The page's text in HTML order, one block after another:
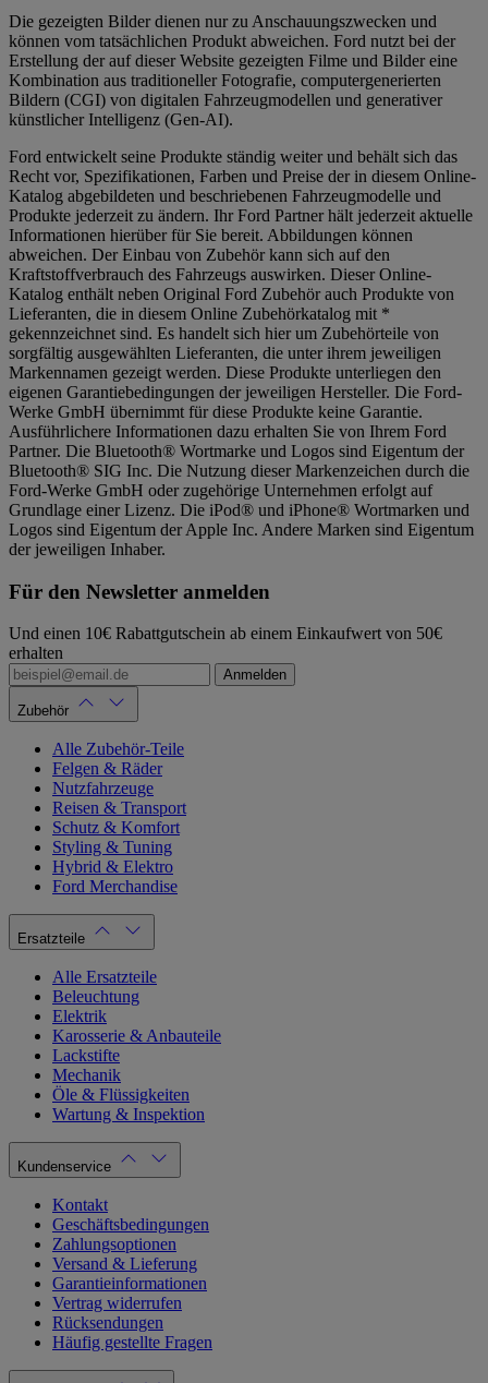
Die gezeigten Bilder dienen nur zu Anschauungszwecken und
können vom tatsächlichen Produkt abweichen. Ford nutzt bei der
Erstellung der auf dieser Website gezeigten Filme und Bilder eine
Kombination aus traditioneller Fotografie, computergenerierten
Bildern (CGI) von digitalen Fahrzeugmodellen und generativer
künstlicher Intelligenz (Gen-AI).
Ford entwickelt seine Produkte ständig weiter und behält sich das
Recht vor, Spezifikationen, Farben und Preise der in diesem Online-
Katalog abgebildeten und beschriebenen Fahrzeugmodelle und
Produkte jederzeit zu ändern. Ihr Ford Partner hält jederzeit aktuelle
Informationen hierüber für Sie bereit. Abbildungen können
abweichen. Der Einbau von Zubehör kann sich auf den
Kraftstoffverbrauch des Fahrzeugs auswirken. Dieser Online-
Katalog enthält neben Original Ford Zubehör auch Produkte von
Lieferanten, die in diesem Online Zubehörkatalog mit *
gekennzeichnet sind. Es handelt sich hier um Zubehörteile von
sorgfältig ausgewählten Lieferanten, die unter ihrem jeweiligen
Markennamen gezeigt werden. Diese Produkte unterliegen den
eigenen Garantiebedingungen der jeweiligen Hersteller. Die Ford-
Werke GmbH übernimmt für diese Produkte keine Garantie.
Ausführlichere Informationen dazu erhalten Sie von Ihrem Ford
Partner. Die Bluetooth® Wortmarke und Logos sind Eigentum der
Bluetooth® SIG Inc. Die Nutzung dieser Markenzeichen durch die
Ford-Werke GmbH oder zugehörige Unternehmen erfolgt auf
Grundlage einer Lizenz. Die iPod® und iPhone® Wortmarken und
Logos sind Eigentum der Apple Inc. Andere Marken sind Eigentum
der jeweiligen Inhaber.
Für den Newsletter anmelden
Und einen 10€ Rabattgutschein ab einem Einkaufwert von 50€
erhalten
Anmelden
Zubehör
Alle Zubehör-Teile
Felgen & Räder
Nutzfahrzeuge
Reisen & Transport
Schutz & Komfort
Styling & Tuning
Hybrid & Elektro
Ford Merchandise
Ersatzteile
Alle Ersatzteile
Beleuchtung
Elektrik
Karosserie & Anbauteile
Lackstifte
Mechanik
Öle & Flüssigkeiten
Wartung & Inspektion
Kundenservice
Kontakt
Geschäftsbedingungen
Zahlungsoptionen
Versand & Lieferung
Garantieinformationen
Vertrag widerrufen
Rücksendungen
Häufig gestellte Fragen